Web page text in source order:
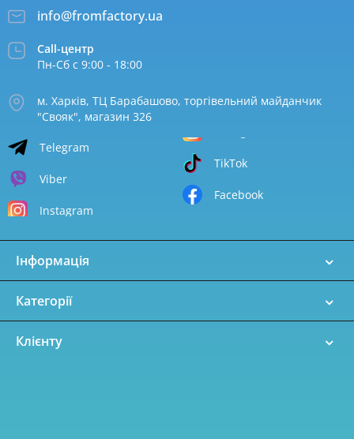
info@fromfactory.ua
Call-центр
Пн-Сб с 9:00 - 18:00
м. Харків, ТЦ Барабашово, торгівельний майданчик
"Свояк", магазин 326
Telegram
Viber
Instagram
TikTok
Facebook
Інформація
Категорії
Клієнту